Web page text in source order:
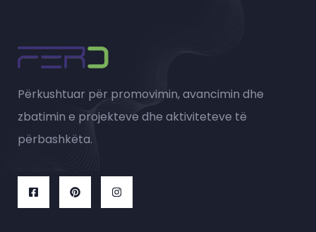
Përkushtuar për promovimin, avancimin dhe
zbatimin e projekteve dhe aktiviteteve të
përbashkëta.